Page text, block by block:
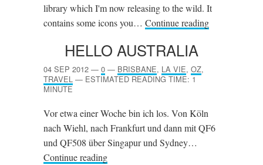
library which I'm now releasing to the wild. It
contains some icons you… Continue reading
HELLO AUSTRALIA
04 SEP 2012 — 0 — BRISBANE, LA VIE, OZ,
TRAVEL — ESTIMATED READING TIME: 1
MINUTE
Vor etwa einer Woche bin ich los. Von Köln
nach Wiehl, nach Frankfurt und dann mit QF6
und QF508 über Singapur und Sydney…
Continue reading